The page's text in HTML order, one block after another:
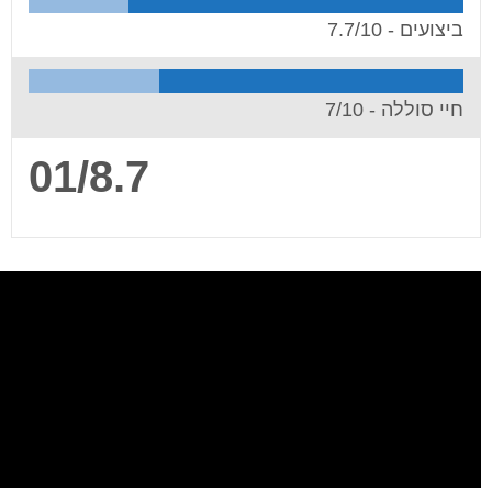
ביצועים - 7.7/10
חיי סוללה - 7/10
7.8/10